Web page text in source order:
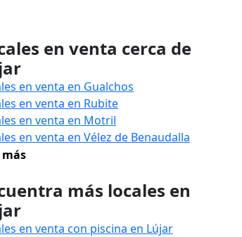
en venta cerca de
en venta en Gualchos
en venta en Rubite
en venta en Motril
en venta en Vélez de Benaudalla
más
más locales en
en venta con piscina en Lújar